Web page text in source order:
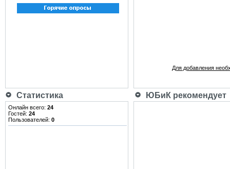
Для добавления
Статистика ЮБиК рекомендует
Онлайн всего: 24
Гостей: 24
Пользователей: 0